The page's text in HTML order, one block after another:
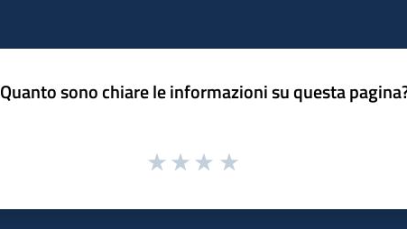
Quanto sono chiare le informazioni su questa